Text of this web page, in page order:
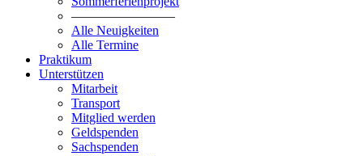
————————
Alle Neuigkeiten
Alle Termine
Praktikum
Unterstützen
Mitarbeit
Transport
Mitglied werden
Geldspenden
Sachspenden